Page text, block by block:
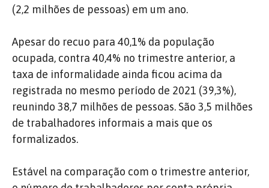
(2,2 milhões de pessoas) em um ano.
Apesar do recuo para 40,1% da população
ocupada, contra 40,4% no trimestre anterior, a
taxa de informalidade ainda ficou acima da
registrada no mesmo período de 2021 (39,3%),
reunindo 38,7 milhões de pessoas. São 3,5 milhões
de trabalhadores informais a mais que os
formalizados.
Estável na comparação com o trimestre anterior,